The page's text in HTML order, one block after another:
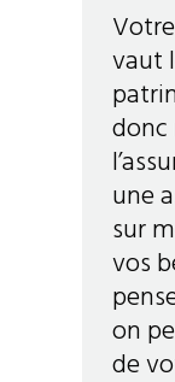
vaut
une
sur
vos
on
de